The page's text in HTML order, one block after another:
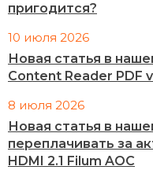
пригодится?
10 июля 2026
Новая статья в
Content Reader PDF
8 июля 2026
Новая статья в
переплачивать за
HDMI 2.1 Filum AOC